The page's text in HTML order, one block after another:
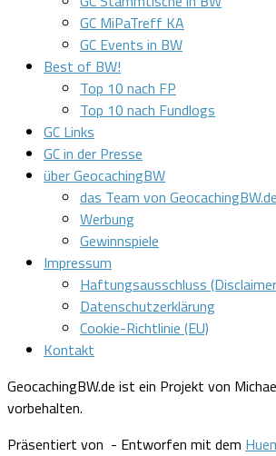
GC MiPaTreff KA
GC Events in BW
Best of BW!
Top 10 nach FP
Top 10 nach Fundlogs
GC Links
GC in der Presse
über GeocachingBW
das Team von GeocachingBW.de
Werbung
Gewinnspiele
Impressum
Haftungsausschluss
Datenschutzerklärung
Cookie-Richtlinie (EU)
Kontakt
GeocachingBW.de ist ein Projekt von
vorbehalten.
Präsentiert von - Entworfen mit dem